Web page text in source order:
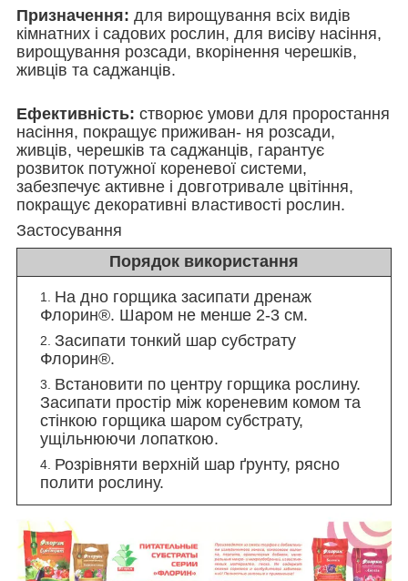
Призначення: для вирощування всіх видів
кімнатних і садових рослин, для висіву насіння,
вирощування розсади, вкорінення черешків,
живців та саджанців.
Ефективність: створює умови для проростання
насіння, покращує приживан- ня розсади,
живців, черешків та саджанців, гарантує
розвиток потужної кореневої системи,
забезпечує активне і довготривале цвітіння,
покращує декоративні властивості рослин.
Застосування
Порядок використання
На дно горщика засипати дренаж
Флорин®. Шаром не менше 2-3 см.
Засипати тонкий шар субстрату
Флорин®.
Встановити по центру горщика рослину.
Засипати простір між кореневим комом та
стінкою горщика шаром субстрату,
ущільнюючи лопаткою.
Розрівняти верхній шар ґрунту, рясно
полити рослину.